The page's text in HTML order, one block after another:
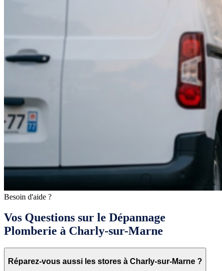
Besoin d'aide ?
Vos Questions sur le Dépannage
Plomberie à Charly-sur-Marne
Réparez-vous aussi les stores à Charly-sur-Marne ?